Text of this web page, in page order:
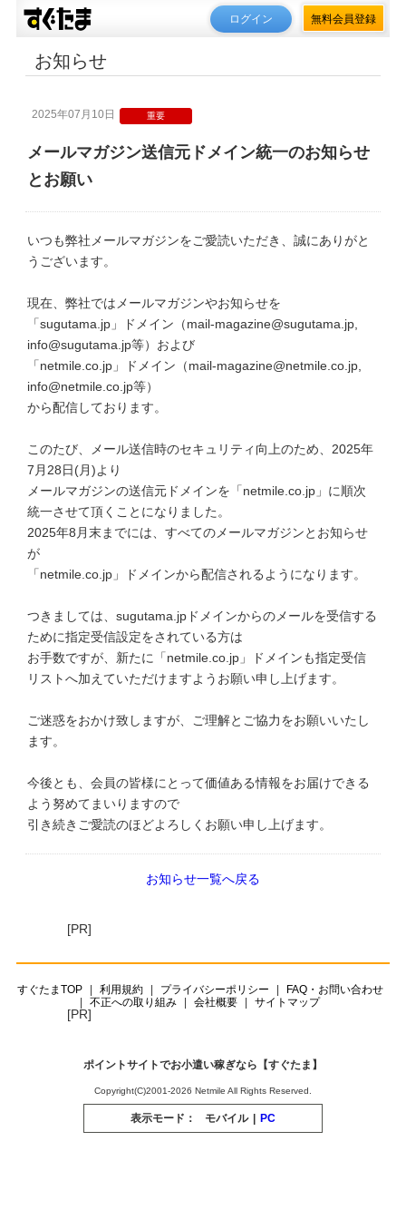
ログイン 無料会員登録
お知らせ
2025年07月10日 重要
メールマガジン送信元ドメイン統一のお知らせ
とお願い
いつも弊社メールマガジンをご愛読いただき、誠にありがと
うございます。
現在、弊社ではメールマガジンやお知らせを
「sugutama.jp」ドメイン（mail-magazine@sugutama.jp,
info@sugutama.jp等）および
「netmile.co.jp」ドメイン（mail-magazine@netmile.co.jp,
info@netmile.co.jp等）
から配信しております。
このたび、メール送信時のセキュリティ向上のため、2025年
7月28日(月)より
メールマガジンの送信元ドメインを「netmile.co.jp」に順次
統一させて頂くことになりました。
2025年8月末までには、すべてのメールマガジンとお知らせ
が
「netmile.co.jp」ドメインから配信されるようになります。
つきましては、sugutama.jpドメインからのメールを受信する
ために指定受信設定をされている方は
お手数ですが、新たに「netmile.co.jp」ドメインも指定受信
リストへ加えていただけますようお願い申し上げます。
ご迷惑をおかけ致しますが、ご理解とご協力をお願いいたし
ます。
今後とも、会員の皆様にとって価値ある情報をお届けできる
よう努めてまいりますので
引き続きご愛読のほどよろしくお願い申し上げます。
お知らせ一覧へ戻る
[PR]
すぐたまTOP 利用規約 プライバシーポリシー
FAQ・お問い合わせ
不正への取り組み
会社概要 サイトマップ
[PR]
ポイントサイトでお小遣い稼ぎなら【すぐたま】
Copyright(C)2001-2026 Netmile All Rights Reserved.
表示モード： モバイル | PC